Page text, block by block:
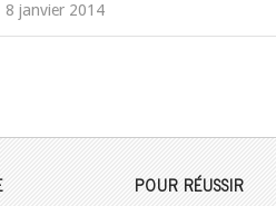
8 janvier 2014
POUR RÉUSSIR